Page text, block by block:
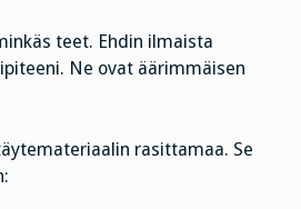
teet. Ehdin ilmaista
Ne ovat äärimmäisen
rasittamaa. Se